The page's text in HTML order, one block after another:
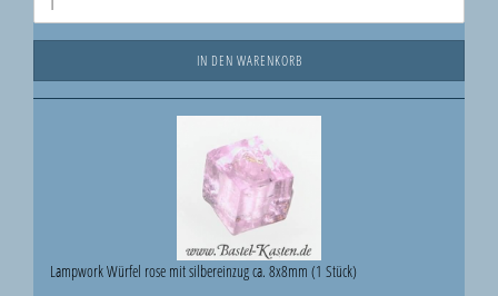
IN DEN WARENKORB
Lampwork Würfel rose mit silbereinzug ca. 8x8mm (1 Stück)